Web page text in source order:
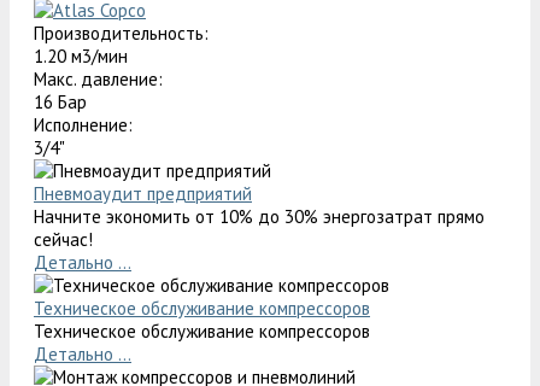
Производительность:
1.20 м3/мин
Макс. давление:
16 Бар
Исполнение:
3/4"
Пневмоаудит предприятий
Начните экономить от 10% до 30% энергозатрат прямо
сейчас!
Детально ...
Техническое обслуживание компрессоров
Техническое обслуживание компрессоров
Детально ...